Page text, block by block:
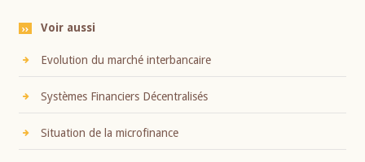
Voir aussi
Evolution du marché interbancaire
Systèmes Financiers Décentralisés
Situation de la microfinance